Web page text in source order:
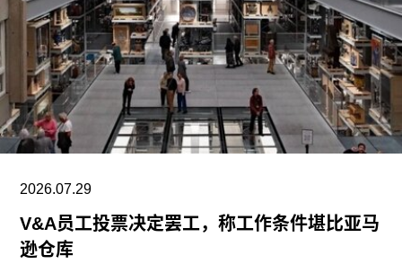
2026.07.29
V&A员工投票决定罢工，称工作条件堪比亚马
逊仓库